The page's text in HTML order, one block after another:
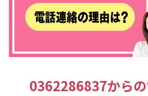
0362286837から